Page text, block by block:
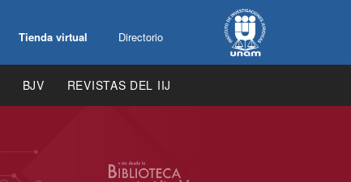
Tienda virtual Directorio
BJV REVISTAS DEL IIJ